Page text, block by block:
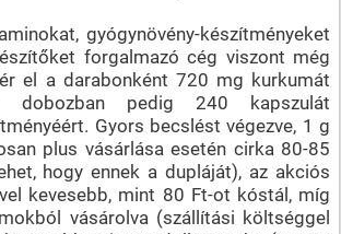
gyógynövény-készítményeket
forgalmazó cég viszont még
el a darabonként 720 mg kurkumát
dobozban pedig 240 kapszulát
Gyors becslést végezve, 1 g
plus vásárlása esetén cirka 80-85
hogy ennek a dupláját), az akciós
kevesebb, mint 80 Ft-ot kóstál, míg
vásárolva (szállítási költséggel